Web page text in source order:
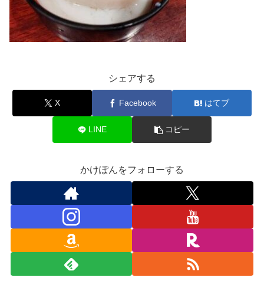
シェアする
X Facebook はてブ
LINE コピー
かけぽんをフォローする